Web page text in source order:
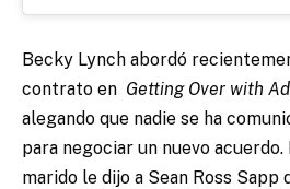
Becky Lynch abordó
contrato en Getting Over with
alegando que nadie se ha
para negociar un nuevo
marido le dijo a Sean Ross Sapp